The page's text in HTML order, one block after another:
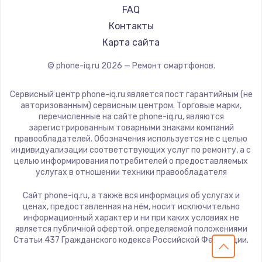
Ремонт смартфонов HTC
Ремонт смартфонов Blackmagic
Ремонт смартфонов Nothing
OnePlus
teXet
Motorola
Sharp
Elephone
BlackView
Google
Vertu
Hisense
Nubia
Land Rover
FAQ
Контакты
Карта сайта
© phone-iq.ru 2026 — Ремонт смартфонов.
Сервисный центр phone-iq.ru является пост гарантийным (не
авторизованным) сервисным центром. Торговые марки,
перечисленные на сайте phone-iq.ru, являются
зарегистрированным товарными знаками компаний
правообладателей. Обозначения используется не с целью
индивидуализации соответствующих услуг по ремонту, а с
целью информирования потребителей о предоставляемых
услугах в отношении техники правообладателя
Сайт phone-iq.ru, а также вся информация об услугах и
ценах, предоставленная на нём, носит исключительно
информационный характер и ни при каких условиях не
является публичной офертой, определяемой положениями
Статьи 437 Гражданского кодекса Российской Федерации.